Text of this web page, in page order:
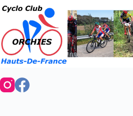
Passer
au
contenu